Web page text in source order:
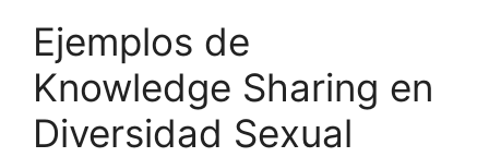
Ejemplos de
Knowledge Sharing en
Diversidad Sexual